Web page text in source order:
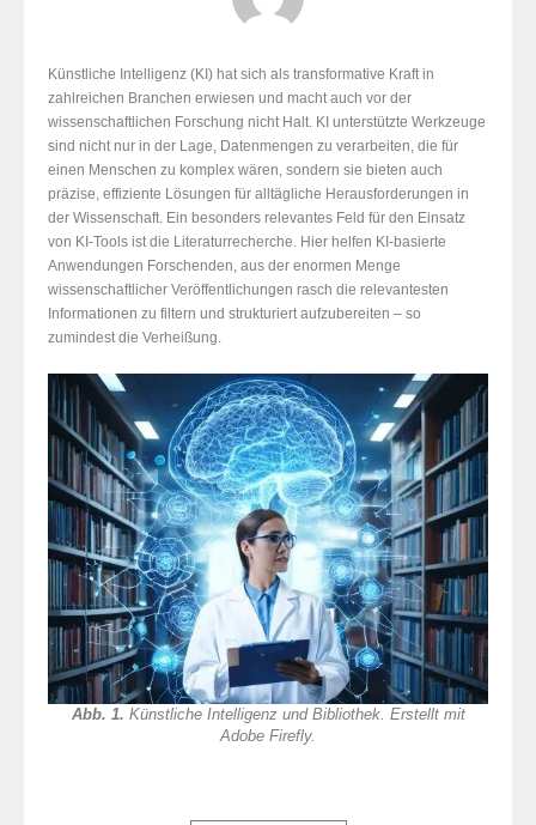
Künstliche Intelligenz (KI) hat sich als transformative Kraft in
zahlreichen Branchen erwiesen und macht auch vor der
wissenschaftlichen Forschung nicht Halt. KI unterstützte Werkzeuge
sind nicht nur in der Lage, Datenmengen zu verarbeiten, die für
einen Menschen zu komplex wären, sondern sie bieten auch
präzise, effiziente Lösungen für alltägliche Herausforderungen in
der Wissenschaft. Ein besonders relevantes Feld für den Einsatz
von KI-Tools ist die Literaturrecherche. Hier helfen KI-basierte
Anwendungen Forschenden, aus der enormen Menge
wissenschaftlicher Veröffentlichungen rasch die relevantesten
Informationen zu filtern und strukturiert aufzubereiten – so
zumindest die Verheißung.
Abb. 1. Künstliche Intelligenz und Bibliothek. Erstellt mit
Adobe Firefly.